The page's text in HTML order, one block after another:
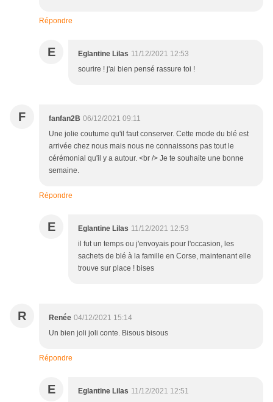
Répondre
E Eglantine Lilas 11/12/2021 12:53
sourire ! j'ai bien pensé rassure toi !
F fanfan2B 06/12/2021 09:11
Une jolie coutume qu'il faut conserver. Cette mode du blé est
arrivée chez nous mais nous ne connaissons pas tout le
cérémonial qu'il y a autour. <br /> Je te souhaite une bonne
semaine.
Répondre
E Eglantine Lilas 11/12/2021 12:53
il fut un temps ou j'envoyais pour l'occasion, les
sachets de blé à la famille en Corse, maintenant elle
trouve sur place ! bises
R Renée 04/12/2021 15:14
Un bien joli joli conte. Bisous bisous
Répondre
E Eglantine Lilas 11/12/2021 12:51